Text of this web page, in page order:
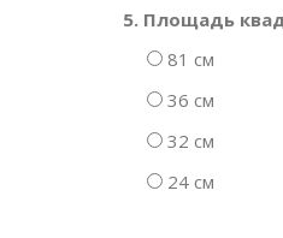
5. Площадь
81 см
36 см
32 см
24 см